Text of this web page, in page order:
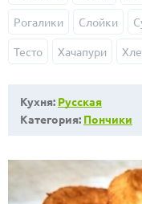
Рогалики Слойки
Тесто Хачапури
Кухня: Русская
Категория: Пончики